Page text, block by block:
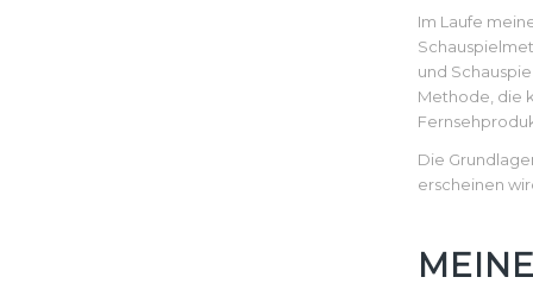
Im Laufe
und
Methode, die
Die
erscheinen